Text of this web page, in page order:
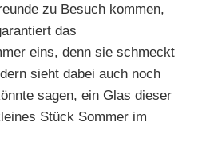
zu Besuch kommen,
das
eins, denn sie schmeckt
sieht dabei auch noch
sagen, ein Glas dieser
Stück Sommer im